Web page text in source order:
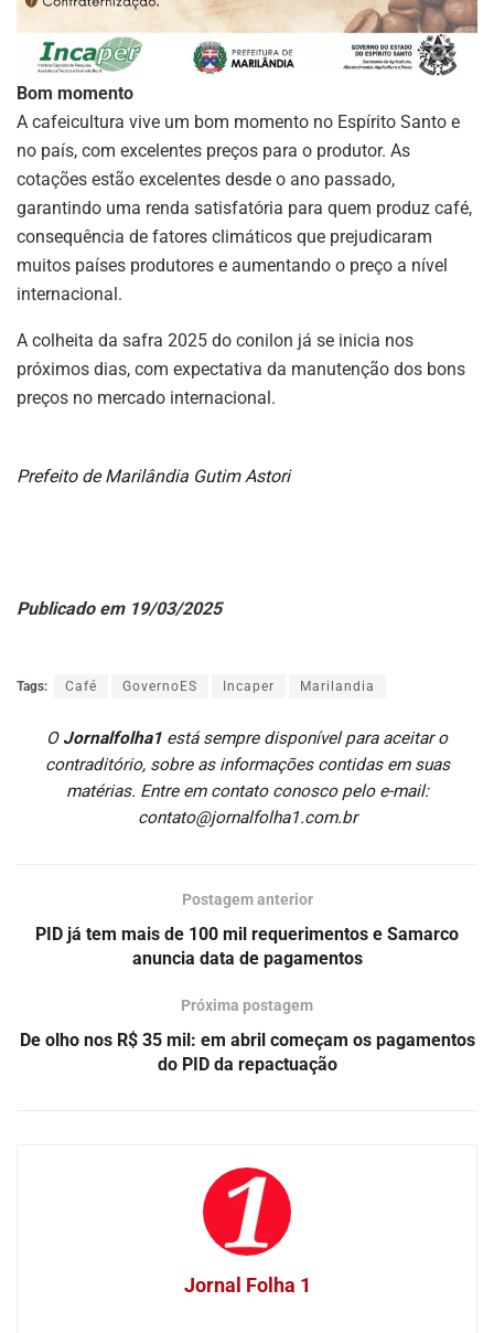
Bom momento
A cafeicultura vive um bom momento no Espírito Santo e
no país, com excelentes preços para o produtor. As
cotações estão excelentes desde o ano passado,
garantindo uma renda satisfatória para quem produz café,
consequência de fatores climáticos que prejudicaram
muitos países produtores e aumentando o preço a nível
internacional.
A colheita da safra 2025 do conilon já se inicia nos
próximos dias, com expectativa da manutenção dos bons
preços no mercado internacional.
Prefeito de Marilândia Gutim Astori
Publicado em 19/03/2025
Tags: Café GovernoES Incaper Marilandia
O Jornalfolha1 está sempre disponível para aceitar o
contraditório, sobre as informações contidas em suas
matérias. Entre em contato conosco pelo e-mail:
contato@jornalfolha1.com.br
Postagem anterior
PID já tem mais de 100 mil requerimentos e Samarco
anuncia data de pagamentos
Próxima postagem
De olho nos R$ 35 mil: em abril começam os pagamentos
do PID da repactuação
Jornal Folha 1